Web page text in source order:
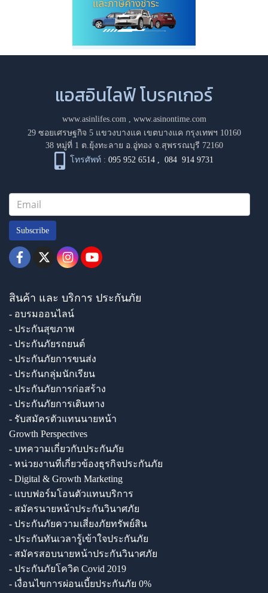
แอสอินไลฟ์ โบรคเกอร์
www.asinlifes.com, www.asinontime.com
29 ซอยเศรษฐกิจ 5 แขวงบางแค เขตบางแค กรุงเทพฯ 10160
38 หมู่ที่ 1 ต.ยุ้งทะลาย อ.อู่ทอง จ.สุพรรณบุรี 72160
โทรศัพท์ : 095 952 6514 ,084 914 9731
Subscribe
สินค้า และ บริการ ประกันภัย
- อบรมออนไลน์
- ประกันสุขภาพ
- ประกันภัยรถยนต์
- ประกันภัยการขนส่ง
- ประกันกลุ่มนักเรียน
- ประกันภัยการก่อสร้าง
- ประกันภัยการเดินทาง
- รับสมัครตัวแทนนายหน้า
Growth Perspectives
- บทความเกี่ยวกับประกันภัย
- หน่วยงานที่เกี่ยวข้องธุรกิจประกันภัย
- Digital & Growth Marketing
- แบบฟอร์มโอนตัวแทนบริการ
- สมัครนายหน้าประกันวินาศภัย
- ประกันภัยความเสี่ยงภัยทรัพย์สิน
- ประกันทันเวลารู้เข้าใจประกันภัย
- สมัครสอบนายหน้าประกันวินาศภัย
- ประกันภัยโควิด Covid 2019
- เงื่อนไขการผ่อนเบี้ยประกันภัย 0%